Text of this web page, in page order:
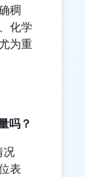
稠
化学
为重
吗？
况
表